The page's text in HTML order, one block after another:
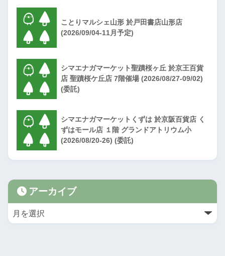
ことりマルシェ山形 於戸田書店山形店
(2026/09/04-11月予定)
シマエナガマーケット聖蹟桜ヶ丘 於京王百貨
店 聖蹟桜ケ丘店 7階催場 (2026/08/27-09/02)
(委託)
シマエナガマーケットくずは 於京阪百貨店 く
ずはモール店 １階 グランドアトリウム小
(2026/08/20-26) (委託)
アーカイブ